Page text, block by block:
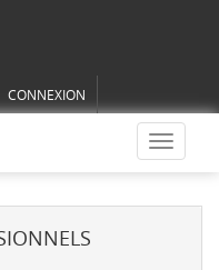
CONNEXION
Toggle